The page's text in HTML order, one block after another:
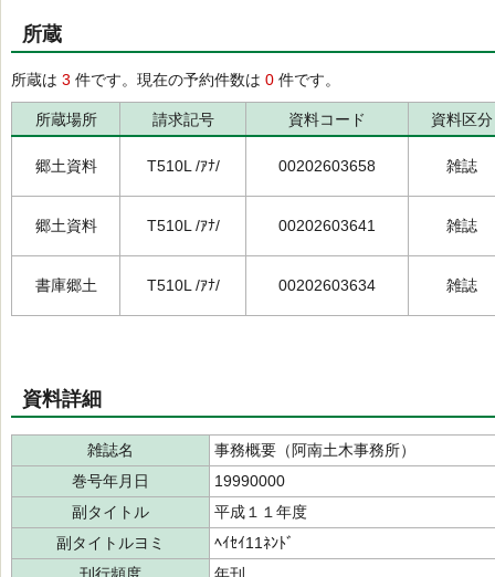
所蔵
所蔵は 3 件です。現在の予約件数は 0 件です。
所蔵場所 請求記号 資料コード 資料区分
郷土資料 T510L /ｱﾅ/ 00202603658 雑誌
郷土資料 T510L /ｱﾅ/ 00202603641 雑誌
書庫郷土 T510L /ｱﾅ/ 00202603634 雑誌
資料詳細
雑誌名
事務概要（阿南土木事務所）
巻号年月日
19990000
副タイトル
平成１１年度
副タイトルヨミ
ﾍｲｾｲ11ﾈﾝﾄﾞ